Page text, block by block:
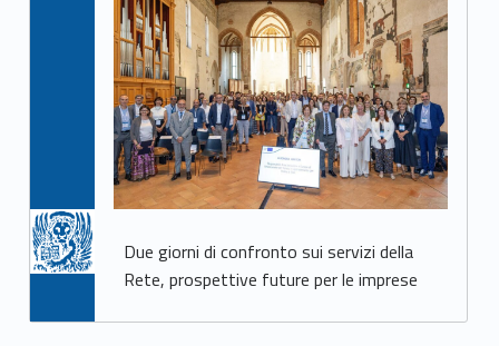
Due giorni di confronto sui servizi della
Rete, prospettive future per le imprese